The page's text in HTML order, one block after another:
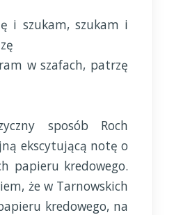
i szukam, szukam i
w szafach, patrzę
sposób Roch
ekscytującą notę o
papieru kredowego.
że w Tarnowskich
kredowego, na